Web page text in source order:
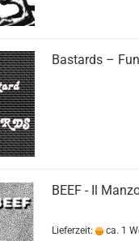
Bastards ‎–
BEEF - Il
Lieferzeit: ca. 1